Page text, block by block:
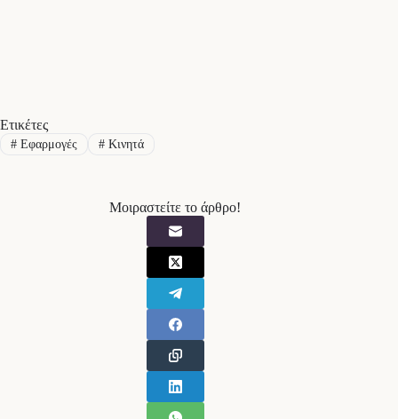
Ετικέτες
#Εφαρμογές #Κινητά
Μοιραστείτε το άρθρο!